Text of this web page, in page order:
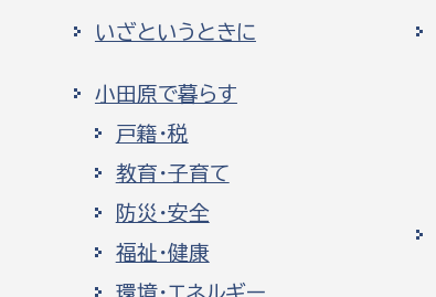
いざというときに
小田原で暮らす
戸籍・税
教育・子育て
防災・安全
福祉・健康
環境・エネルギー